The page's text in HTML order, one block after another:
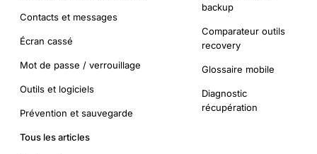
Contacts et messages
Écran cassé
Mot de passe / verrouillage
Outils et logiciels
Prévention et sauvegarde
Tous les articles
backup
Comparateur outils
recovery
Glossaire mobile
Diagnostic
récupération